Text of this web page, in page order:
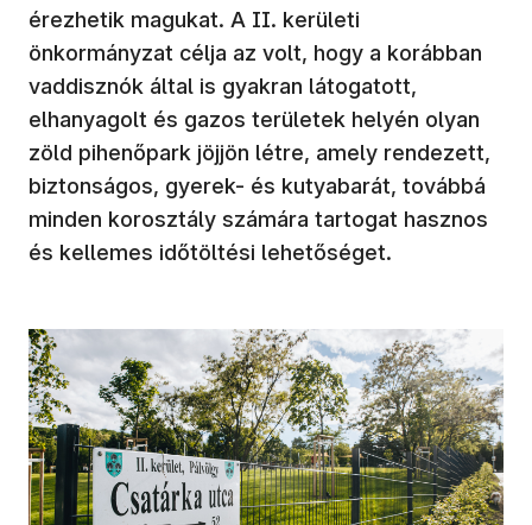
érezhetik magukat. A II. kerületi
önkormányzat célja az volt, hogy a korábban
vaddisznók által is gyakran látogatott,
elhanyagolt és gazos területek helyén olyan
zöld pihenőpark jöjjön létre, amely rendezett,
biztonságos, gyerek- és kutyabarát, továbbá
minden korosztály számára tartogat hasznos
és kellemes időtöltési lehetőséget.